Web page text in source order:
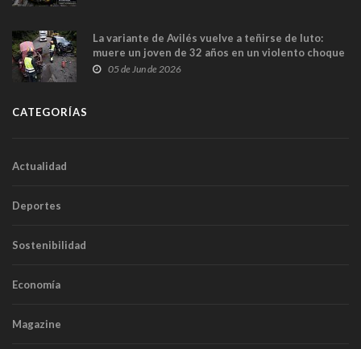
La variante de Avilés vuelve a teñirse de luto:
muere un joven de 32 años en un violento choque
frontal
05 de Jun de 2026
CATEGORÍAS
Actualidad
Deportes
Sostenibilidad
Economía
Magazine